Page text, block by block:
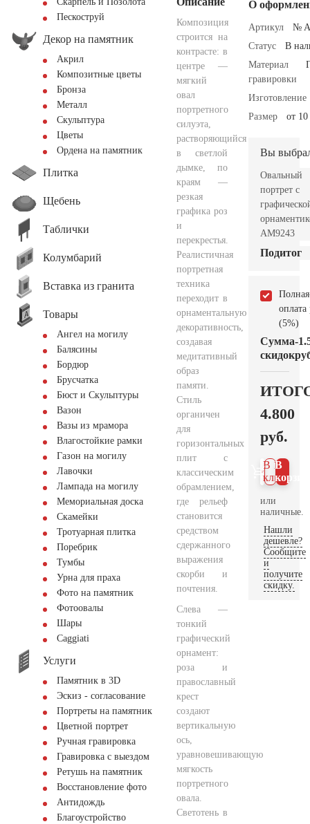
Пескоструй
Декор на памятник
Акрил
Композитные цветы
Бронза
Металл
Скульптура
Цветы
Ордена на памятник
Плитка
Щебень
Таблички
Колумбарий
Вставка из гранита
Товары
Ангел на могилу
Балясины
Бордюр
Брусчатка
Бюст и Скульптуры
Вазон
Вазы из мрамора
Влагостойкие рамки
Газон на могилу
Лавочки
Лампада на могилу
Мемориальная доска
Скамейки
Тротуарная плитка
Поребрик
Тумбы
Урна для праха
Фото на памятник
Фотоовалы
Шары
Сaggiati
Услуги
Памятник в 3D
Эскиз - согласование
Портреты на памятник
Цветной портрет
Ручная гравировка
Гравировка с выездом
Ретушь на памятник
Восстановление фото
Антидождь
Благоустройство
Композиция
строится на
контрасте: в
центре —
мягкий
овал
портретного
силуэта,
растворяющийся
в светлой
дымке, по
краям —
резкая
графика роз
и
перекрестья.
Реалистичная
портретная
техника
переходит в
орнаментальную
декоративность,
создавая
медитативный
образ
памяти.
Стиль
органичен
для
горизонтальных
плит с
классическим
обрамлением,
где рельеф
становится
средством
сдержанного
выражения
скорби и
почтения.
Слева —
тонкий
графический
орнамент:
роза и
православный
крест
создают
вертикальную
ось,
уравновешивающую
мягкость
портретного
овала.
Светотень в
О
Артикул
№
Статус
В
Материал
гравировки
Изготовление
Размер
от
Вы
Овальный
портрет с
AM9243
Подитог
Полная
оплата
(5%)
Сумма
скидок
-
4.800
руб.
В
В 1
клик
или
наличные.
Нашли
дешевле?
Сообщите
и
получите
скидку.